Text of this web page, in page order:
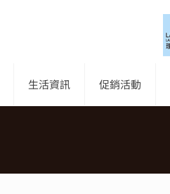
生活資訊 促銷活動